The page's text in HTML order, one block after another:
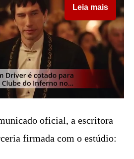
Leia mais
oficial, a escritora
firmada com o estúdio: